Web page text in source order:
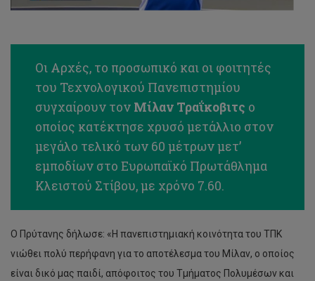
Οι Αρχές, το προσωπικό και οι φοιτητές
του Τεχνολογικού Πανεπιστημίου
συγχαίρουν τον Μίλαν Τραΐκοβιτς ο
οποίος κατέκτησε χρυσό μετάλλιο στον
μεγάλο τελικό των 60 μέτρων μετ’
εμποδίων στο Ευρωπαϊκό Πρωτάθλημα
Κλειστού Στίβου, με χρόνο 7.60.
Ο Πρύτανης δήλωσε: «Η πανεπιστημιακή κοινότητα του ΤΠΚ
νιώθει πολύ περήφανη για το αποτέλεσμα του Μίλαν, ο οποίος
είναι δικό μας παιδί, απόφοιτος του Τμήματος Πολυμέσων και